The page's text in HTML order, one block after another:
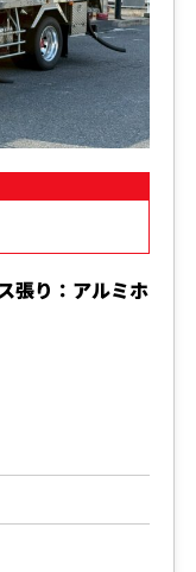
張り：アルミホ